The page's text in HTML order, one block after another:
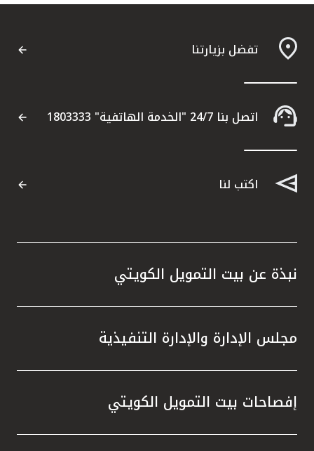
تفضل بزيارتنا
اتصل بنا 24/7 "الخدمة الهاتفية" 1803333
اكتب لنا
نبذة عن بيت التمويل الكويتي
مجلس الإدارة والإدارة التنفيذية
إفصاحات بيت التمويل الكويتي